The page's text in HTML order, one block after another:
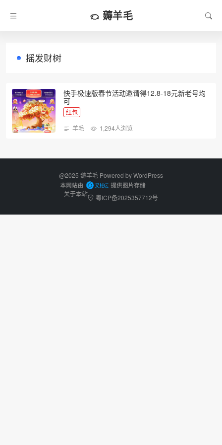
薅羊毛
摇发财树
快手极速版春节活动邀请得12.8-18元新老号均
可
红包
羊毛
1,294人浏览
@2025 薅羊毛 Powered byWordPress
关于本站 粤ICP备2025357712号